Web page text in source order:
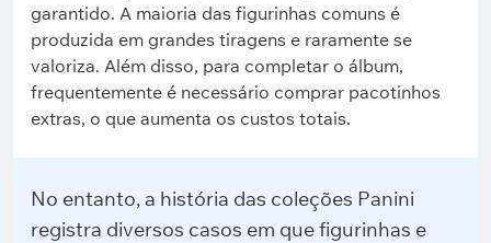
garantido. A maioria das figurinhas comuns é
produzida em grandes tiragens e raramente se
valoriza. Além disso, para completar o álbum,
frequentemente é necessário comprar pacotinhos
extras, o que aumenta os custos totais.
No entanto, a história das coleções Panini
registra diversos casos em que figurinhas e